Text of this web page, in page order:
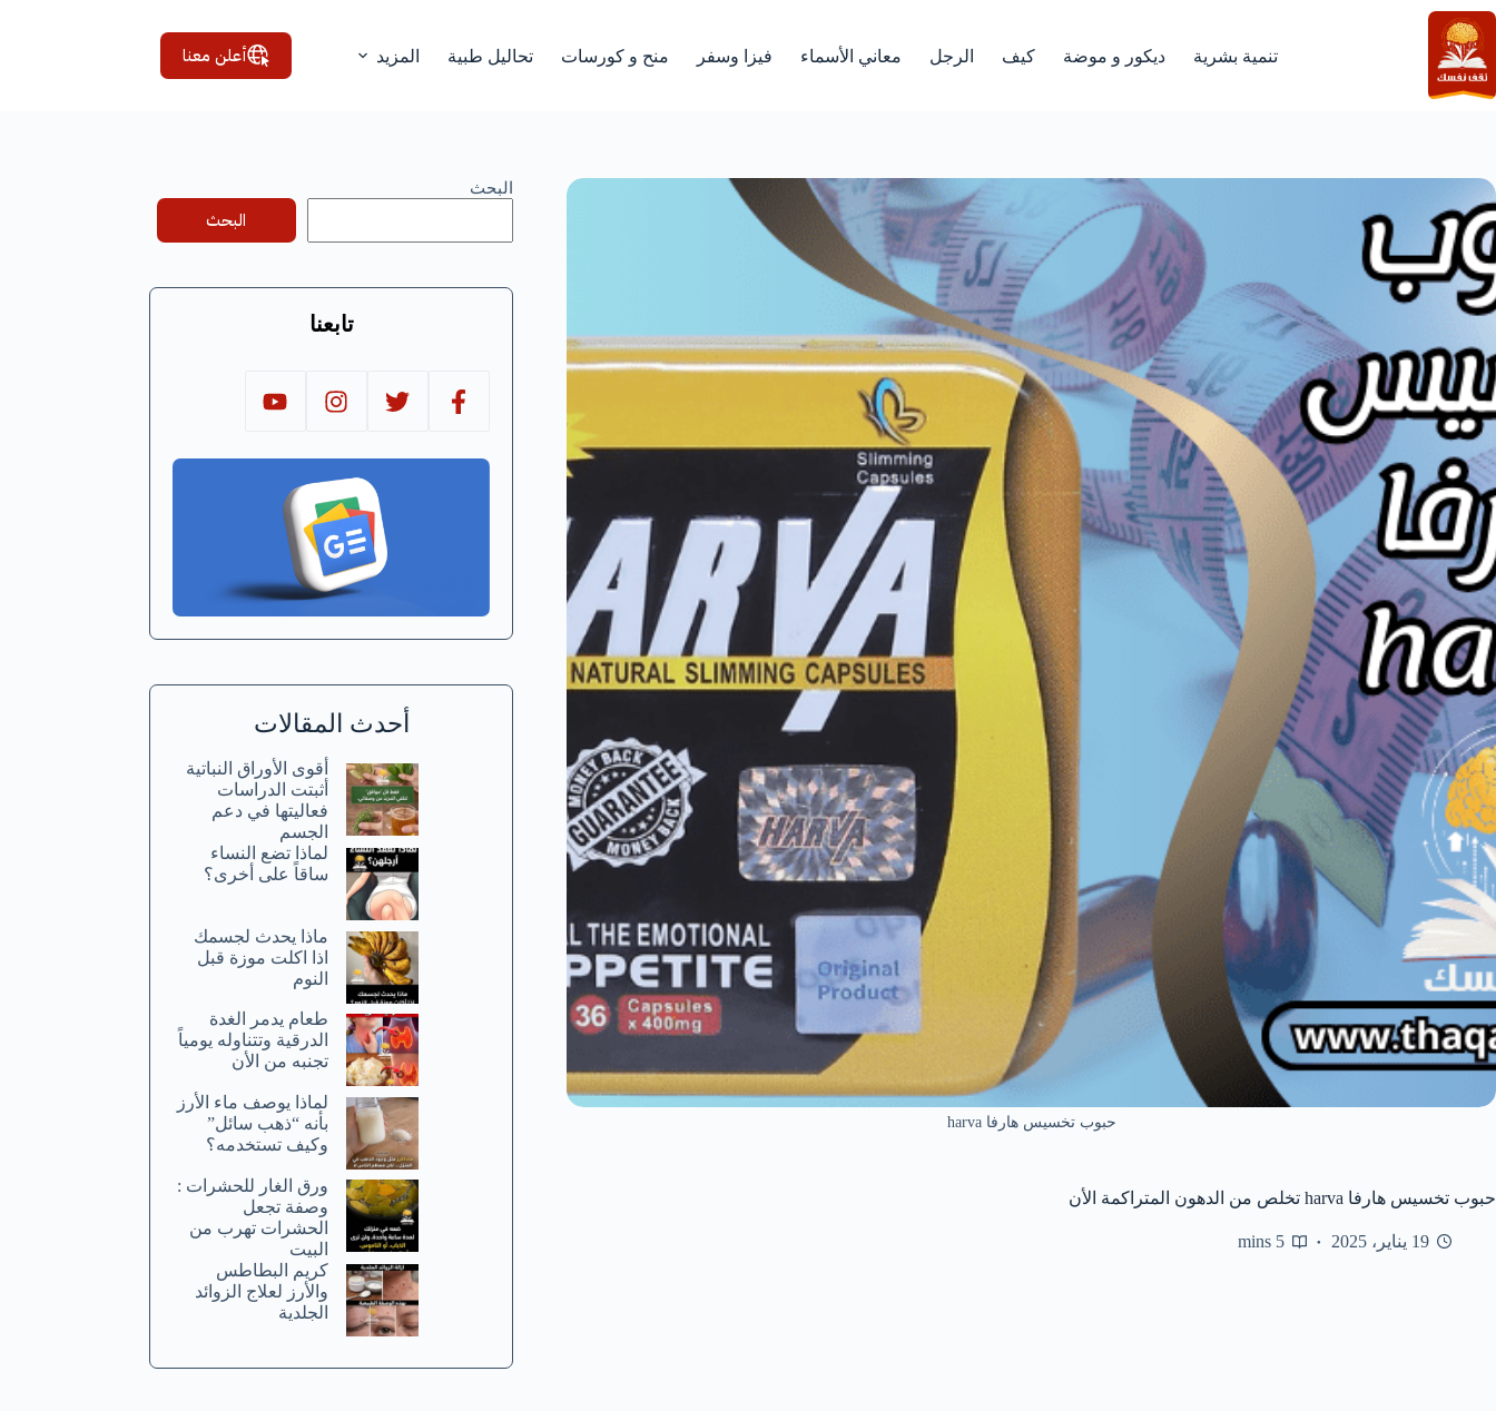
التجاوز
إلى
المحتوى
تنمية بشرية ديكور و موضة كيف الرجل معاني الأسماء فيزا وسفر منح و كورسات تحاليل طبية المزيد أعلن معنا
حبوب تخسيس هارفا harva
حبوب تخسيس هارفا harva تخلص من الدهون المتراكمة الأن
19 يناير، 2025 5 mins
البحث
البحث
تابعنا
أحدث المقالات
أقوى الأوراق النباتية
أثبتت الدراسات
فعاليتها في دعم
الجسم
لماذا تضع النساء
ساقاً على أخرى؟
ماذا يحدث لجسمك
اذا اكلت موزة قبل
النوم
طعام يدمر الغدة
الدرقية وتتناوله يومياً
تجنبه من الأن
لماذا يوصف ماء الأرز
بأنه “ذهب سائل”
وكيف تستخدمه؟
ورق الغار للحشرات :
وصفة تجعل
الحشرات تهرب من
البيت
كريم البطاطس
والأرز لعلاج الزوائد
الجلدية